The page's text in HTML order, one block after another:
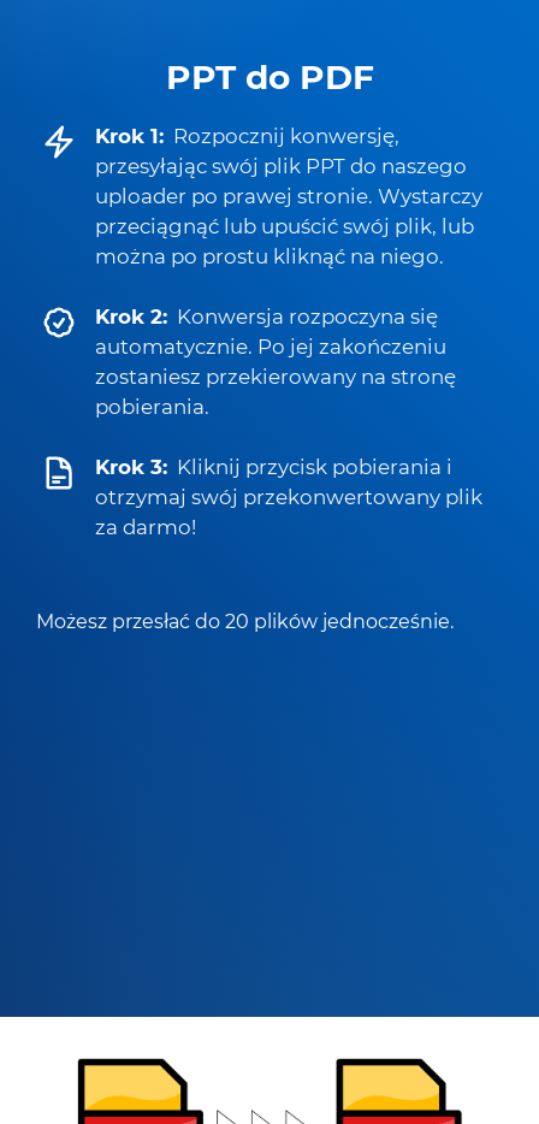
PPT do PDF
Krok 1: Rozpocznij konwersję,
przesyłając swój plik PPT do naszego
uploader po prawej stronie. Wystarczy
przeciągnąć lub upuścić swój plik, lub
można po prostu kliknąć na niego.
Krok 2: Konwersja rozpoczyna się
automatycznie. Po jej zakończeniu
zostaniesz przekierowany na stronę
pobierania.
Krok 3: Kliknij przycisk pobierania i
otrzymaj swój przekonwertowany plik
za darmo!
Możesz przesłać do 20 plików jednocześnie.